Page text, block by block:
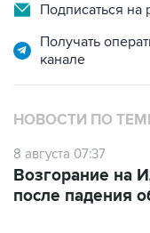
Подписаться на
Получать
канале
НОВОСТИ ПО
8 августа 07:37
Возгорание на
после падения